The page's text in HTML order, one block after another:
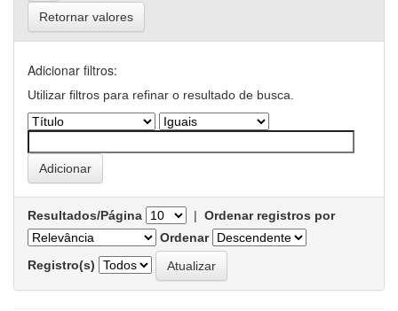
Retornar valores
Adicionar filtros:
Utilizar filtros para refinar o resultado de busca.
Resultados/Página | Ordenar registros por
Ordenar
Registro(s)